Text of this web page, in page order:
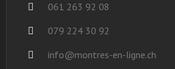
061 263 92 08
079 224 30 92
info@montres-en-ligne.ch